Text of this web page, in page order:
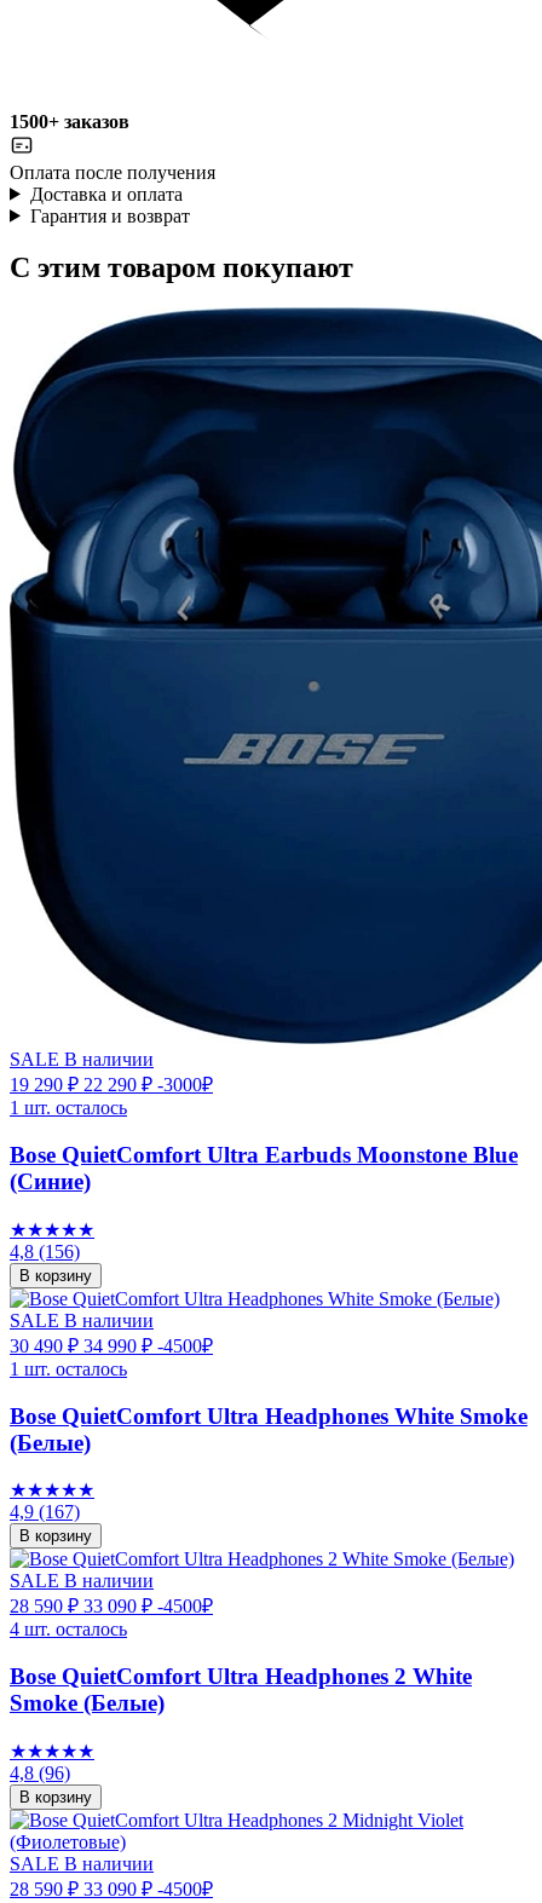
1500+ заказов
Оплата после получения
Доставка и оплата
Гарантия и возврат
С этим товаром покупают
SALE В наличии
19 290 ₽ 22 290 ₽ -3000₽
1 шт. осталось
Bose QuietComfort Ultra Earbuds Moonstone Blue
(Синие)
★★★★★
4,8 (156)
В корзину
SALE В наличии
30 490 ₽ 34 990 ₽ -4500₽
1 шт. осталось
Bose QuietComfort Ultra Headphones White Smoke
(Белые)
★★★★★
4,9 (167)
В корзину
SALE В наличии
28 590 ₽ 33 090 ₽ -4500₽
4 шт. осталось
Bose QuietComfort Ultra Headphones 2 White
Smoke (Белые)
★★★★★
4,8 (96)
В корзину
SALE В наличии
28 590 ₽ 33 090 ₽ -4500₽